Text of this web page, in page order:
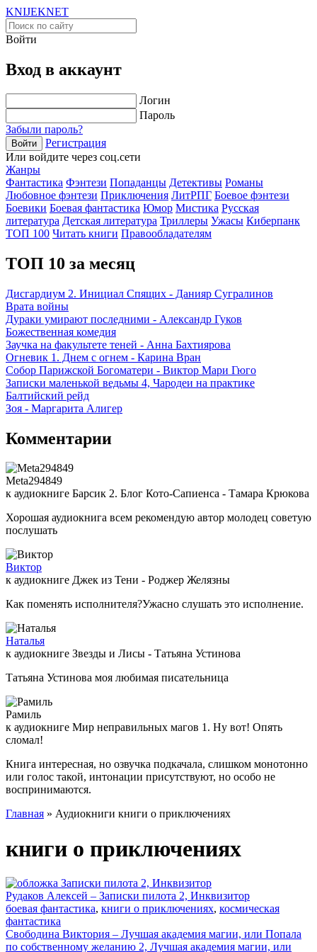
KNIJEKNET
Войти
Вход в аккаунт
Логин
Пароль
Забыли пароль?
Войти
Регистрация
Или войдите через соц.сети
Жанры
Фантастика Фэнтези Попаданцы Детективы Романы
Любовное фэнтези Приключения ЛитРПГ Боевое фэнтези
Боевики Боевая фантастика Юмор Мистика Русская
литература Детская литература Триллеры Ужасы Киберпанк
ТОП 100 Читать книги Правообладателям
ТОП 10 за месяц
Дисгардиум 2. Инициал Спящих - Данияр Сугралинов
Врата войны
Дураки умирают последними - Александр Гуков
Божественная комедия
Заучка на факультете теней - Анна Бахтиярова
Огневик 1. Днем с огнем - Карина Вран
Собор Парижской Богоматери - Виктор Мари Гюго
Записки маленькой ведьмы 4, Чародеи на практике
Балтийский рейд
Зоя - Маргарита Алигер
Комментарии
Meta294849
к аудиокниге Барсик 2. Блог Кото-Сапиенса - Тамара Крюкова
Хорошая аудиокнига всем рекомендую автор молодец советую
послушать
Виктор
к аудиокниге Джек из Тени - Роджер Желязны
Как поменять исполнителя?Ужасно слушать это исполнение.
Наталья
к аудиокниге Звезды и Лисы - Татьяна Устинова
Татьяна Устинова моя любимая писательница
Рамиль
к аудиокниге Мир неправильных магов 1. Ну вот! Опять
сломал!
Книга интересная, но озвучка подкачала, слишком монотонно
или голос такой, интонации присутствуют, но особо не
воспринимаются.
Главная » Аудиокниги книги о приключениях
книги о приключениях
Рудаков Алексей – Записки пилота 2, Инквизитор
боевая фантастика, книги о приключениях, космическая
фантастика
Свободина Виктория – Лучшая академия магии, или Попала
по собственному желанию 2, Лучшая академия магии, или